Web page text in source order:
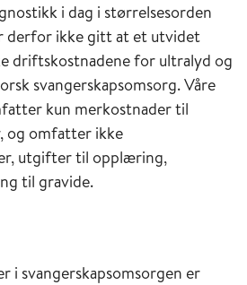
i dag i størrelsesorden
derfor ikke gitt at et utvidet
driftskostnadene for ultralyd og
svangerskapsomsorg. Våre
kun merkostnader til
og omfatter ikke
utgifter til opplæring,
til gravide.
i svangerskapsomsorgen er